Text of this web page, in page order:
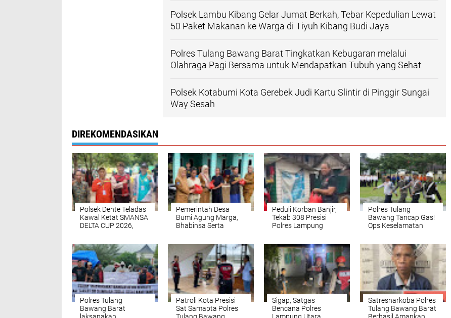
Polsek Lambu Kibang Gelar Jumat Berkah, Tebar Kepedulian Lewat
50 Paket Makanan ke Warga di Tiyuh Kibang Budi Jaya
Polres Tulang Bawang Barat Tingkatkan Kebugaran melalui
Olahraga Pagi Bersama untuk Mendapatkan Tubuh yang Sehat
Polsek Kotabumi Kota Gerebek Judi Kartu Slintir di Pinggir Sungai
Way Sesah
DIREKOMENDASIKAN
Polsek Dente Teladas
Kawal Ketat SMANSA
DELTA CUP 2026,
Muda
Pemerintah Desa
Bumi Agung Marga,
Bhabinsa Serta
Sembako kepada
masyarakat yang
terkena Banjir
Peduli Korban Banjir,
Tekab 308 Presisi
Polres Lampung
Polres Tulang
Bawang Tancap Gas!
Ops Keselamatan
Polri dan Pemda
Menggema
Polres Tulang
Bawang Barat
laksanakan
Patroli Kota Presisi
Sat Samapta Polres
Tulang Bawang
Sigap, Satgas
Bencana Polres
Lampung Utara
‎Satresnarkoba Polres
Tulang Bawang Barat
Berhasil Amankan